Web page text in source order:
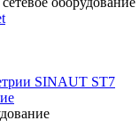
SINAUT ST7